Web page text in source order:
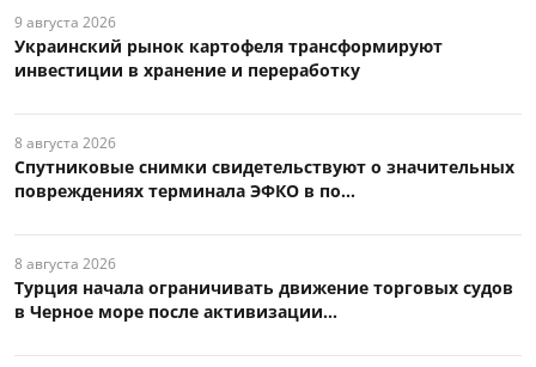
9 августа 2026
Украинский рынок картофеля трансформируют
инвестиции в хранение и переработку
8 августа 2026
Спутниковые снимки свидетельствуют о значительных
повреждениях терминала ЭФКО в по...
8 августа 2026
Турция начала ограничивать движение торговых судов
в Черное море после активизации...